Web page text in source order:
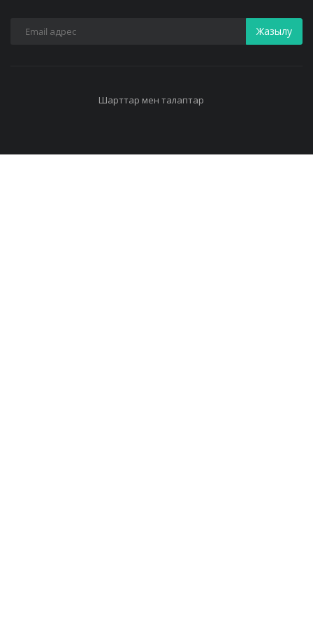
Жазылу
Шарттар мен талаптар